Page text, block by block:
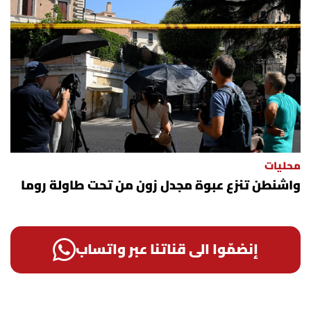
محليات
واشنطن تنزع عبوة مجدل زون من تحت طاولة روما
إنضمّوا الى قناتنا عبر واتساب